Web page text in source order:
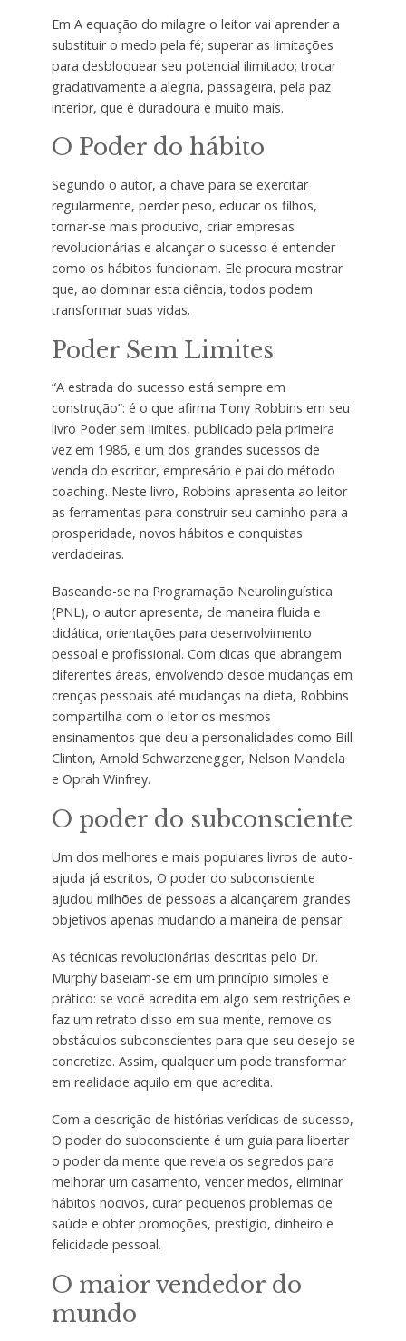
Em A equação do milagre o leitor vai aprender a
substituir o medo pela fé; superar as limitações
para desbloquear seu potencial ilimitado; trocar
gradativamente a alegria, passageira, pela paz
interior, que é duradoura e muito mais.
O Poder do hábito
Segundo o autor, a chave para se exercitar
regularmente, perder peso, educar os filhos,
tornar-se mais produtivo, criar empresas
revolucionárias e alcançar o sucesso é entender
como os hábitos funcionam. Ele procura mostrar
que, ao dominar esta ciência, todos podem
transformar suas vidas.
Poder Sem Limites
“A estrada do sucesso está sempre em
construção”: é o que afirma Tony Robbins em seu
livro Poder sem limites, publicado pela primeira
vez em 1986, e um dos grandes sucessos de
venda do escritor, empresário e pai do método
coaching. Neste livro, Robbins apresenta ao leitor
as ferramentas para construir seu caminho para a
prosperidade, novos hábitos e conquistas
verdadeiras.
Baseando-se na Programação Neurolinguística
(PNL), o autor apresenta, de maneira fluida e
didática, orientações para desenvolvimento
pessoal e profissional. Com dicas que abrangem
diferentes áreas, envolvendo desde mudanças em
crenças pessoais até mudanças na dieta, Robbins
compartilha com o leitor os mesmos
ensinamentos que deu a personalidades como Bill
Clinton, Arnold Schwarzenegger, Nelson Mandela
e Oprah Winfrey.
O poder do subconsciente
Um dos melhores e mais populares livros de auto-
ajuda já escritos, O poder do subconsciente
ajudou milhões de pessoas a alcançarem grandes
objetivos apenas mudando a maneira de pensar.
As técnicas revolucionárias descritas pelo Dr.
Murphy baseiam-se em um princípio simples e
prático: se você acredita em algo sem restrições e
faz um retrato disso em sua mente, remove os
obstáculos subconscientes para que seu desejo se
concretize. Assim, qualquer um pode transformar
em realidade aquilo em que acredita.
Com a descrição de histórias verídicas de sucesso,
O poder do subconsciente é um guia para libertar
o poder da mente que revela os segredos para
melhorar um casamento, vencer medos, eliminar
hábitos nocivos, curar pequenos problemas de
saúde e obter promoções, prestígio, dinheiro e
felicidade pessoal.
O maior vendedor do
mundo